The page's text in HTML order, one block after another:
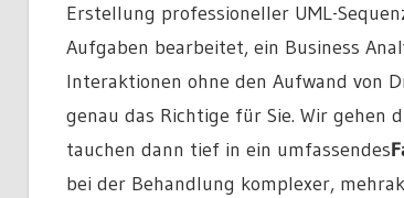
Erstellung professioneller UML-
Aufgaben bearbeitet, ein Business
Interaktionen ohne den Aufwand von
genau das Richtige für Sie. Wir gehen
tauchen dann tief in ein umfassendes
bei der Behandlung komplexer,